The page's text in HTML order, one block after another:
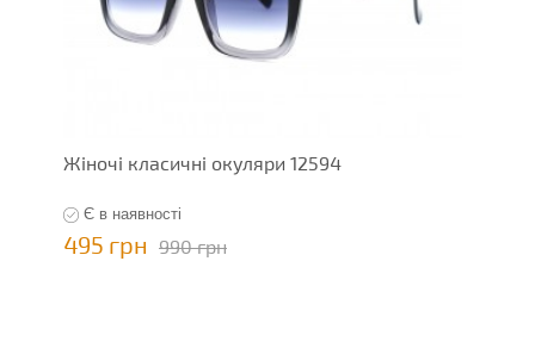
Жіночі класичні окуляри 12594
Є в наявності
495 грн 990 грн